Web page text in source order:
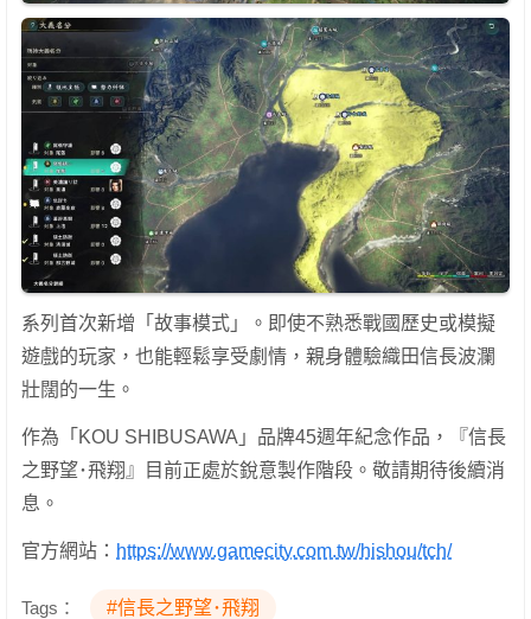
系列首次新增「故事模式」。即使不熟悉戰國歷史或模擬
遊戲的玩家，也能輕鬆享受劇情，親身體驗織田信長波瀾
壯闊的一生。
作為「KOU SHIBUSAWA」品牌45週年紀念作品，『信長
之野望･飛翔』目前正處於銳意製作階段。敬請期待後續消
息。
官方網站： https://www.gamecity.com.tw/hishou/tch/
Tags： #信長之野望･飛翔